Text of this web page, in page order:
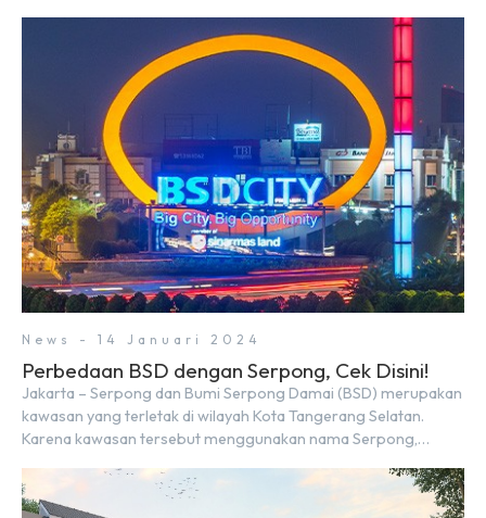
Rp8,80 triliun. Menurut Direktur BSDE Hermawan Wijaya
menghadapi 2024, kondisi ekonomi global maupun nasional
dapat memengaruhi pertimbangan masyarakat untuk
membeli rumah maupun investasi di sektor […]
News - 14 Januari 2024
Perbedaan BSD dengan Serpong, Cek Disini!
Jakarta – Serpong dan Bumi Serpong Damai (BSD) merupakan
kawasan yang terletak di wilayah Kota Tangerang Selatan.
Karena kawasan tersebut menggunakan nama Serpong,
merupakan tempat yang sama. Padahal anggapan tersebut
kurang tepat. Sebab Serpong dan BSD merupakan dua